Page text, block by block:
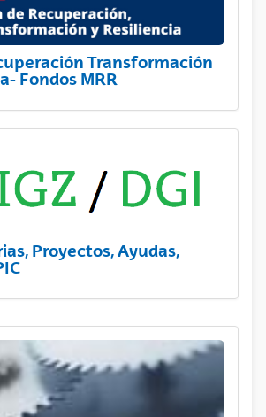
Transformación
Fondos MRR
Proyectos, Ayudas,